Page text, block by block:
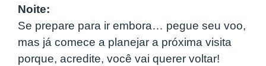
Noite:
Se prepare para ir embora… pegue seu voo,
mas já comece a planejar a próxima visita
porque, acredite, você vai querer voltar!